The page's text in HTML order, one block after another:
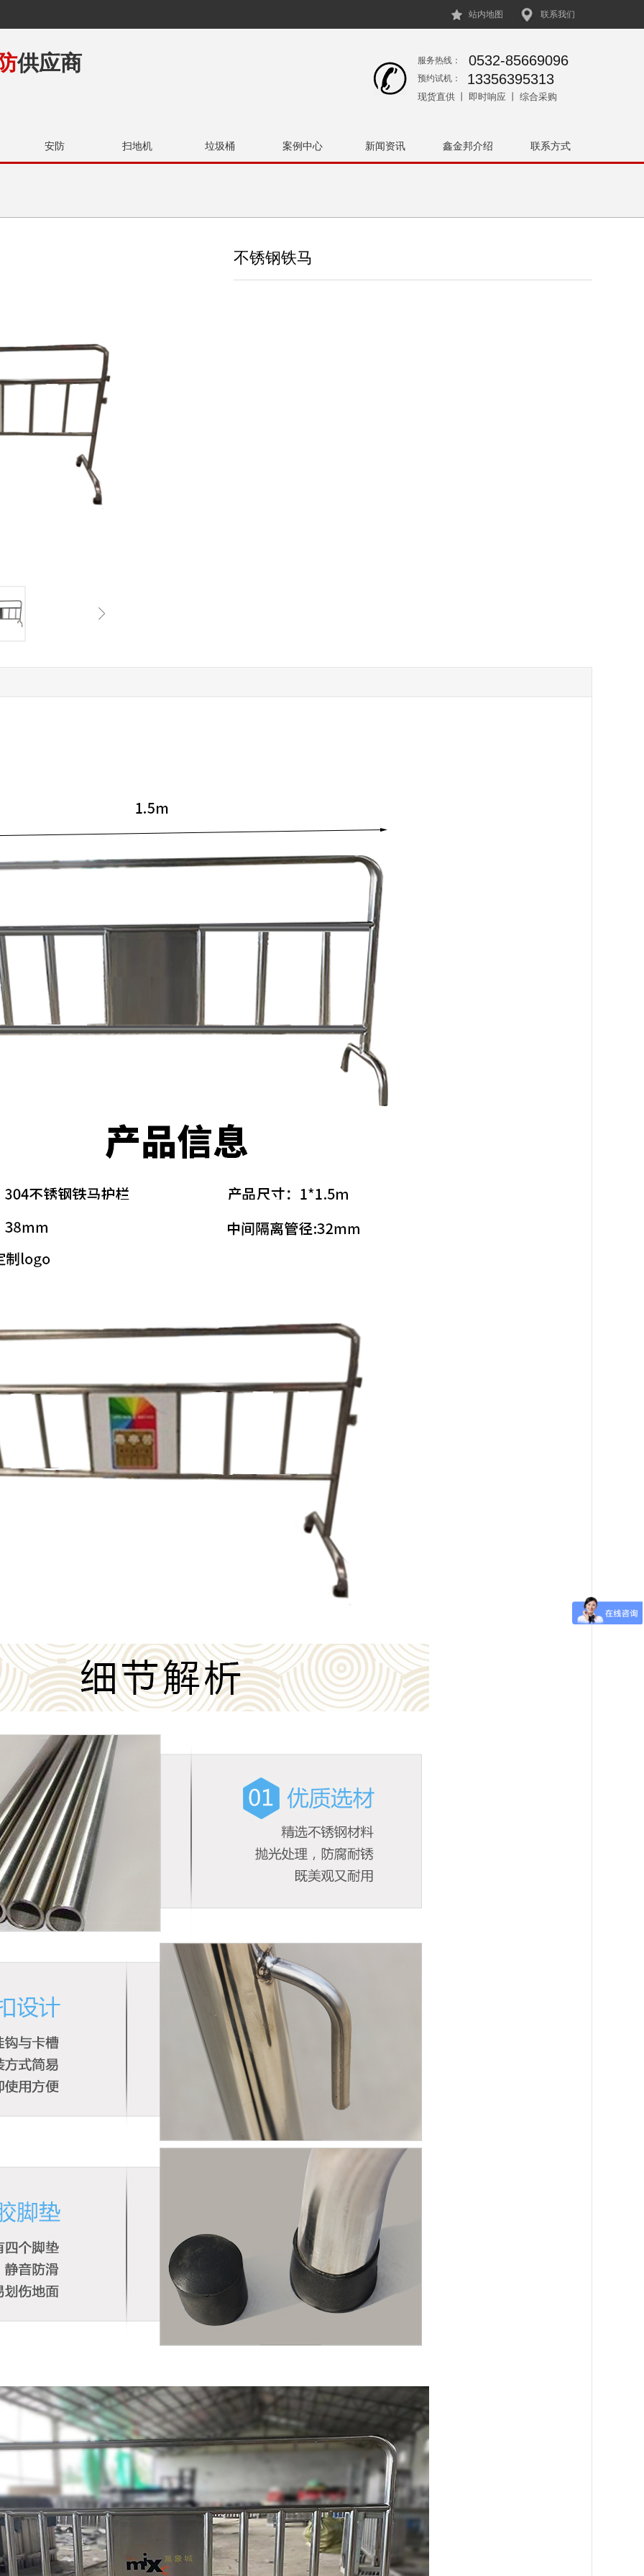
站内地图 联系我们
安防 扫地机 垃圾桶 案例中心 新闻资讯 鑫金邦介绍 联系方式
服务热线： 0532-85669096
预约试机： 13356395313
现货直供 丨 即时响应 丨 综合采购
供应商
不锈钢铁马